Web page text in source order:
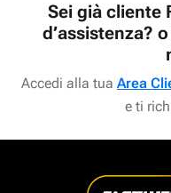
Sei già cliente
d’assistenza?
Accedi alla tua Area
e ti